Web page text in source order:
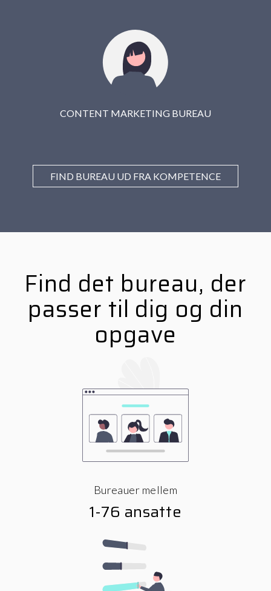
CONTENT MARKETING BUREAU
FIND BUREAU UD FRA KOMPETENCE
Find det bureau, der
passer til dig og din
opgave
Bureauer mellem
1-76 ansatte